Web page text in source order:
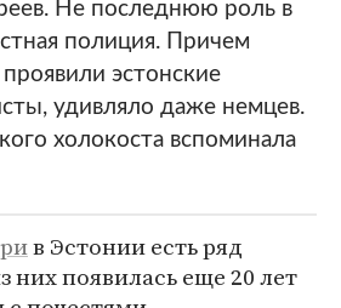
Не последнюю роль в
полиция. Причем
эстонские
удивляло даже немцев.
холокоста вспоминала
в Эстонии есть ряд
них появилась еще 20 лет